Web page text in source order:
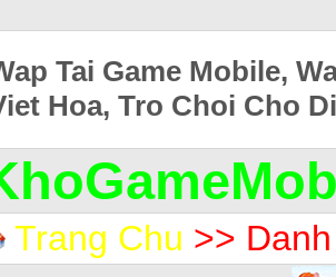
Tai Game Mobile,
Hoa, Tro Choi Cho
Trang Chu >>